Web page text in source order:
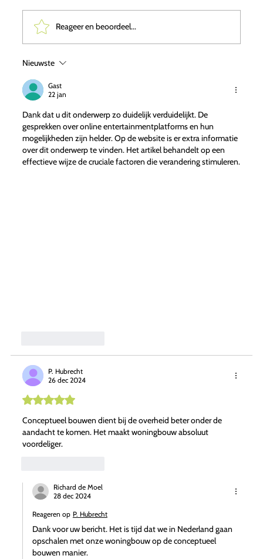
Onderzoek Conceptueel Bouwen over De
Toekomst van de Bouw: Conceptueel
Bouwen en de Rol van Studio Webuild
Reageer en beoordeel...
Nieuwste
Gast
22 jan
Dank dat u dit onderwerp zo duidelijk verduidelijkt. De
gesprekken over online entertainmentplatforms en hun
mogelijkheden zijn helder. Op de website is er extra informatie
over dit onderwerp te vinden. Het artikel behandelt op een
effectieve wijze de cruciale factoren die verandering stimuleren.
P. Hubrecht
26 dec 2024
Beoordeeld
5
uit
Conceptueel bouwen dient bij de overheid beter onder de
aandacht te komen. Het maakt woningbouw absoluut
voordeliger.
Richard de Moel
28 dec 2024
Reageren op P. Hubrecht
Dank voor uw bericht. Het is tijd dat we in Nederland gaan
opschalen met onze woningbouw op de conceptueel
bouwen manier.